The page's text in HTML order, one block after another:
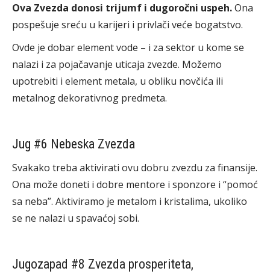
Ova Zvezda donosi trijumf i dugoročni uspeh.Ona
pospešuje sreću u karijeri i privlači veće bogatstvo.
Ovde je dobar element vode – i za sektor u kome se
nalazi i za pojačavanje uticaja zvezde. Možemo
upotrebiti i element metala, u obliku novčića ili
metalnog dekorativnog predmeta.
Jug #6 Nebeska Zvezda
Svakako treba aktivirati ovu dobru zvezdu za finansije.
Ona može doneti i dobre mentore i sponzore i “pomoć
sa neba”. Aktiviramo je metalom i kristalima, ukoliko
se ne nalazi u spavaćoj sobi.
Jugozapad #8 Zvezda prosperiteta,